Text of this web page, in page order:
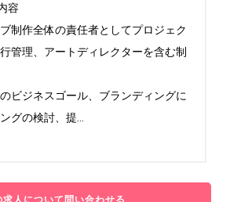
容
制作全体の責任者としてプロジェク
管理、アートディレクターを含む制
ビジネスゴール、ブランディングに
グの検討、提
求人について問い合わせる